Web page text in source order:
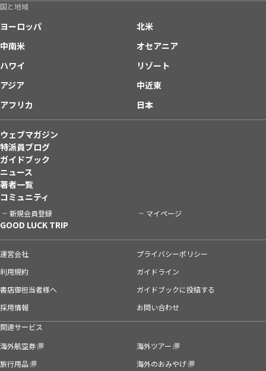
国と地域
ヨーロッパ
北米
中南米
オセアニア
ハワイ
リゾート
アジア
中近東
アフリカ
日本
ウェブマガジン
特派員ブログ
ガイドブック
ニュース
著者一覧
コミュニティ
新規会員登録 マイページ
GOOD LUCK TRIP
運営会社
プライバシーポリシー
利用規約
ガイドライン
書店御担当者様へ
ガイドブックに投稿する
採用情報
お問い合わせ
関連サービス
海外航空券
海外ツアー
旅行用品
海外のおみやげ